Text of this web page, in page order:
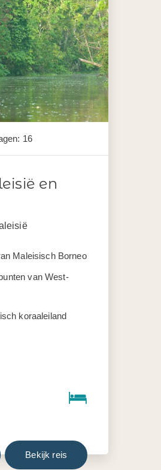
16
en
Maleisisch Borneo
van West-
koraaleiland
Bekijk reis